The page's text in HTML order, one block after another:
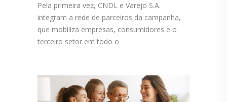
Pela primeira vez, CNDL e Varejo S.A.
integram a rede de parceiros da campanha,
que mobiliza empresas, consumidores e o
terceiro setor em todo o